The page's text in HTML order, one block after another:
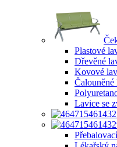
Plastové
Dřevěné
Kovové
Čalouněné
Lavice se